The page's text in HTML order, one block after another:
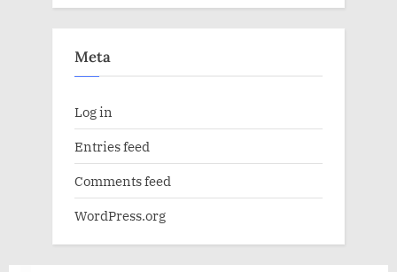
Meta
Log in
Entries feed
Comments feed
WordPress.org